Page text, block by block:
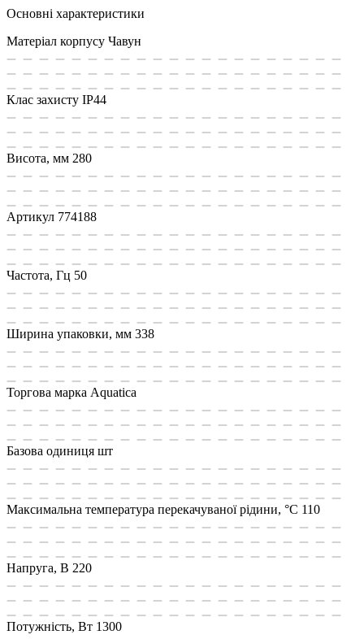
Основні характеристики
Матеріал корпусу Чавун
Клас захисту IP44
Висота, мм 280
Артикул 774188
Частота, Гц 50
Ширина упаковки, мм 338
Торгова марка Aquatica
Базова одиниця шт
Максимальна температура перекачуваної рідини, °C 110
Напруга, В 220
Потужність, Вт 1300